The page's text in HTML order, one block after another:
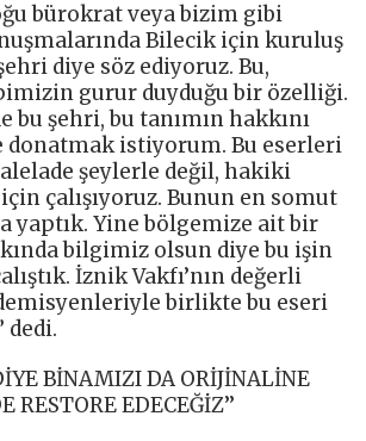
bürokrat veya bizim gibi
Bilecik için kuruluş
diye söz ediyoruz. Bu,
gurur duyduğu bir özelliği.
bu şehri, bu tanımın hakkını
donatmak istiyorum. Bu eserleri
şeylerle değil, hakiki
çalışıyoruz. Bunun en somut
yaptık. Yine bölgemize ait bir
bilgimiz olsun diye bu işin
İznik Vakfı’nın değerli
birlikte bu eseri
dedi.
BİNAMIZI DA ORİJİNALİNE
RESTORE EDECEĞİZ’’